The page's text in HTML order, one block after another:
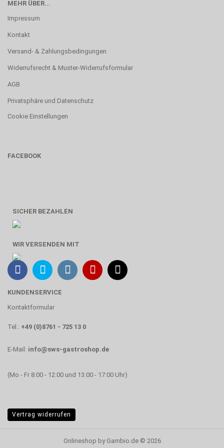
MEHR ÜBER...
Impressum
Kontakt
Versand- & Zahlungsbedingungen
Widerrufsrecht & Muster-Widerrufsformular
AGB
Privatsphäre und Datenschutz
Cookie Einstellungen
FACEBOOK
SICHER BEZAHLEN
WIR VERSENDEN MIT
KUNDENSERVICE
Kontaktformular
Tel.: +49 (0)8761 - 725 13 0
E-Mail: info@sws-gastroshop.de
(Mo - Fr 8:00 - 12:00 und 13:00 - 17:00 Uhr)
Vertrag widerrufen
Onlineshop by Gambio.de © 2026